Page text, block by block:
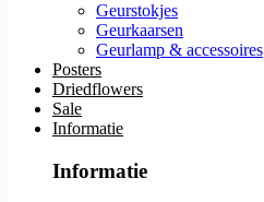
Geurstokjes
Geurkaarsen
Geurlamp & accessoires
Posters
Driedflowers
Sale
Informatie
Informatie